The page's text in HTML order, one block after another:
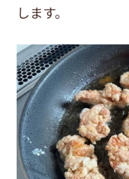
します。